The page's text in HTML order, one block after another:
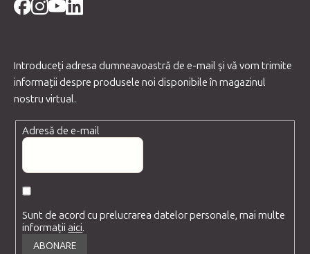
Introduceţi adresa dumneavoastră de e-mail şi vă vom trimite
informaţii despre produsele noi disponibile în magazinul
nostru virtual.
Adresă de e-mail
Sunt de acord cu prelucrarea datelor personale, mai multe
informațiiaici.
ABONARE